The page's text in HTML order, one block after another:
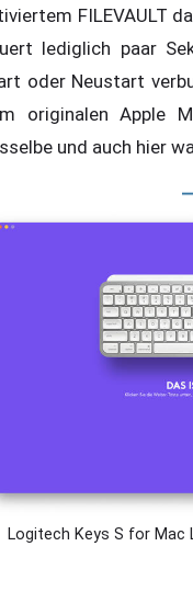
FILEVAULT
lediglich paar
oder Neustart
originalen Apple
und auch hier
Logitech Keys S for